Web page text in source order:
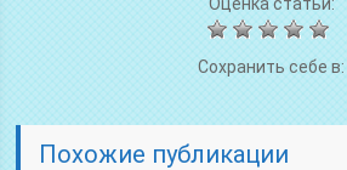
Сохранить себе в:
Похожие публикации